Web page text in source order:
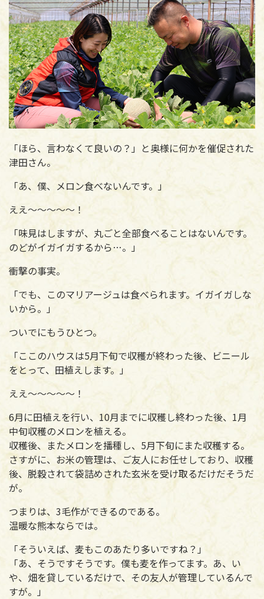
「ほら、言わなくて良いの？」と奥様に何かを催促された
津田さん。
「あ、僕、メロン食べないんです。」
ええ～～～～～！
「味見はしますが、丸ごと全部食べることはないんです。
のどがイガイガするから…。」
衝撃の事実。
「でも、このマリアージュは食べられます。イガイガしな
いから。」
ついでにもうひとつ。
「ここのハウスは5月下旬で収穫が終わった後、ビニール
をとって、田植えします。」
ええ～～～～～！
6月に田植えを行い、10月までに収穫し終わった後、1月
中旬収穫のメロンを植える。
収穫後、またメロンを播種し、5月下旬にまた収穫する。
さすがに、お米の管理は、ご友人にお任せしており、収穫
後、脱穀されて袋詰めされた玄米を受け取るだけだそうだ
が。
つまりは、3毛作ができるのである。
温暖な熊本ならでは。
「そういえば、麦もこのあたり多いですね？」
「あ、そうですそうです。僕も麦を作ってます。あ、い
や、畑を貸しているだけで、その友人が管理しているんで
すが。」